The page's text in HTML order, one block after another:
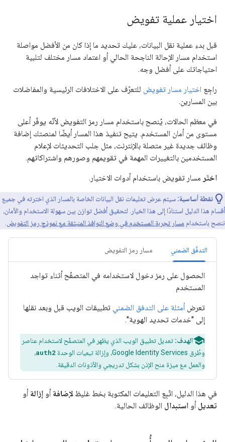
اختيار عملية تفويض
قبل بدء عملية نقل البيانات، عليك تحديد ما إذا كان من الأفضل مواصلة
استخدام مسار الإحالة الناجحة الحالي أو اعتماد مسار مختلف لتلبية
احتياجاتك على أفضل وجه.
راجِع اختيار مسار تفويض للتعرّف على الاختلافات الرئيسية والمفاضلات
بين المسارين.
في معظم الحالات، يُنصح باستخدام مسار رمز التفويض لأنّه يوفّر أعلى
مستوى من أمان المستخدم. يتيح تنفيذ هذا المسار أيضًا لمنصتك إضافة
وظائف جديدة غير متصلة بالإنترنت، مثل جلب التحديثات لإعلام
المستخدمين بالتغييرات المهمة في تقويمهم وصورهم واشتراكاتهم.
اختَر مسار تفويض باستخدام أدوات الاختيار.
نقطة أساسية: سيتم عرض تعليمات نقل البيانات الخاصة بالمسار الذي اخترته في جميع
أقسام هذا الدليل استنادًا إلى هذا الخيار. لتحقيق أفضل توازن بين سهولة الاستخدام والأمان،
ننصح باستخدام مسار تجربة المستخدم في وضع النوافذ المنبثقة مع نموذج رمز التفويض
التدفّق الضمني مسار رمز التفويض
الحصول على رمز دخول لاستخدامه في المتصفّح أثناء تواجد
المستخدم
تعرضأمثلة على التدفق الضمني تطبيقات الويب قبل وبعد نقلها
إلى "خدمات تحديد الهوية".
الهدف: تعديل تطبيق الويب الذي يظهر في المتصفّح لاستخدام عناصر
وطُرق Google Identity Services، وإزالة تبعيات الوحدة
auth2،
والعمل مع ميزة منح الإذن بشكل تدريجي والأذونات الدقيقة.
في هذا الدليل، اتّبِع التعليمات المكتوبة بخط غليظلإضافة أو إزالة أو
تعديل أو استبدال الوظائف الحالية.